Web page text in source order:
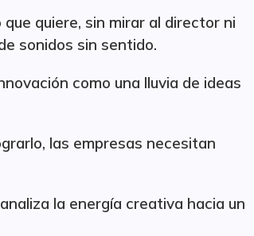
quiere, sin mirar al director ni
sonidos sin sentido.
como una lluvia de ideas
las empresas necesitan
la energía creativa hacia un